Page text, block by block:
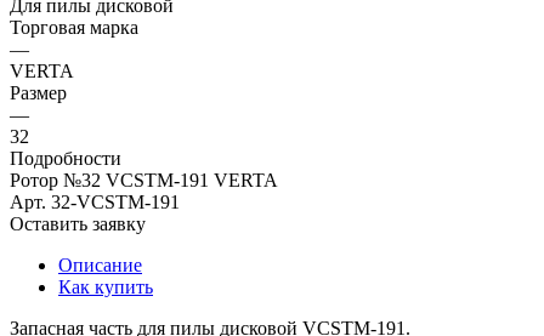
Для пилы дисковой
Торговая марка
—
VERTA
Размер
—
32
Подробности
Ротор №32 VCSTM-191 VERTA
Арт. 32-VCSTM-191
Оставить заявку
Описание
Как купить
Запасная часть для пилы дисковой VCSTM-191.